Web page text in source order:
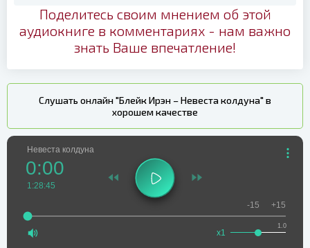
Поделитесь своим мнением об этой
аудиокниге в комментариях - нам важно
знать Ваше впечатление!
Слушать онлайн "Блейк Ирэн – Невеста колдуна" в
хорошем качестве
Невеста колдуна
0:00
1:28:45
1.0
x1
-15 +15